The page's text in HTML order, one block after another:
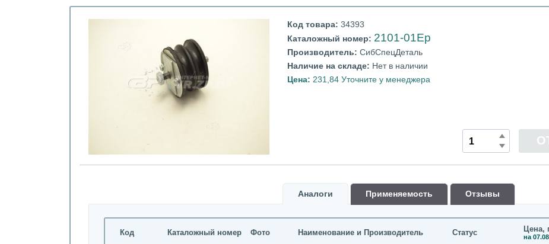
Код товара: 34393
Каталожный номер: 2101-01Ep
Производитель: СибСпецДеталь
Наличие на складе: Нет в наличии
Цена: 231,84 Уточните у менеджера
Аналоги Применяемость Oтзывы
Код Каталожный номер Фото Наименование и Производитель Статус Цена,
на